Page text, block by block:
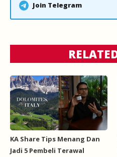
Join Telegram
KA Share Tips Menang Dan
Jadi 5 Pembeli Terawal